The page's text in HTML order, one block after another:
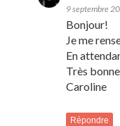
9 septembre
Bonjour!
Je me
En
Très
Caroline
Répondre